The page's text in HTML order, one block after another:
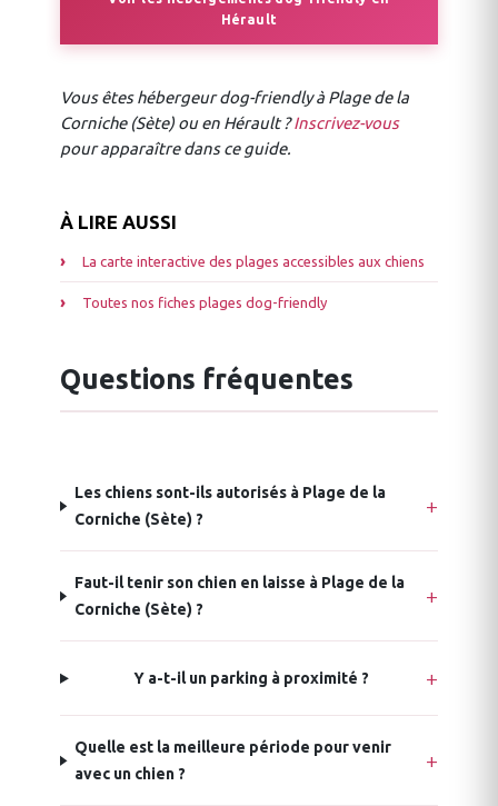
Hérault
Vous êtes hébergeur dog-friendly à Plage de la
Corniche (Sète) ou en Hérault ?Inscrivez-vous
pour apparaître dans ce guide.
À LIRE AUSSI
La carte interactive des plages accessibles aux chiens
Toutes nos fiches plages dog-friendly
Questions fréquentes
Les chiens sont-ils autorisés à Plage de la
Corniche (Sète) ?
Faut-il tenir son chien en laisse à Plage de la
Corniche (Sète) ?
Y a-t-il un parking à proximité ?
Quelle est la meilleure période pour venir
avec un chien ?